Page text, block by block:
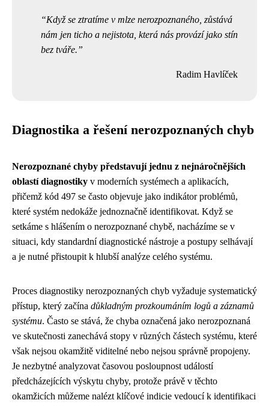
Když se ztratíme v mlze nerozpoznaného, zůstává
nám jen ticho a nejistota, která nás provází jako stín
bez tváře.
Radim Havlíček
Diagnostika a řešení nerozpoznaných chyb
Nerozpoznané chyby představují jednu z nejnáročnějších
oblastí diagnostiky v moderních systémech a aplikacích,
přičemž kód 497 se často objevuje jako indikátor problémů,
které systém nedokáže jednoznačně identifikovat. Když se
setkáme s hlášením o nerozpoznané chybě, nacházíme se v
situaci, kdy standardní diagnostické nástroje a postupy selhávají
a je nutné přistoupit k hlubší analýze celého systému.
Proces diagnostiky nerozpoznaných chyb vyžaduje systematický
přístup, který začína důkladným prozkoumáním logů a záznamů
systému. Často se stává, že chyba označená jako nerozpoznaná
ve skutečnosti zanechává stopy v různých částech systému, které
však nejsou okamžitě viditelné nebo nejsou správně propojeny.
Je nezbytné analyzovat časovou posloupnost událostí
předcházejících výskytu chyby, protože právě v těchto
okamžicích můžeme nalézt klíčové indicie vedoucí k identifikaci